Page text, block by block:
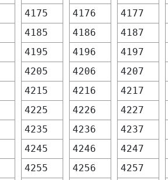
4175 4176
4177
4185 4186
4187
4195 4196
4197
4205 4206
4207
4215 4216
4217
4225 4226
4227
4235 4236
4237
4245 4246
4247
4255 4256
4257